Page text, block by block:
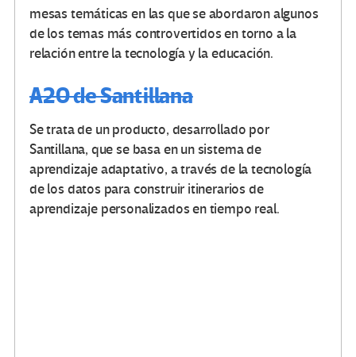
mesas temáticas en las que se abordaron algunos
de los temas más controvertidos en torno a la
relación entre la tecnología y la educación.
A2O de Santillana
Se trata de un producto, desarrollado por
Santillana, que se basa en un sistema de
aprendizaje adaptativo, a través de la tecnología
de los datos para construir itinerarios de
aprendizaje personalizados en tiempo real.